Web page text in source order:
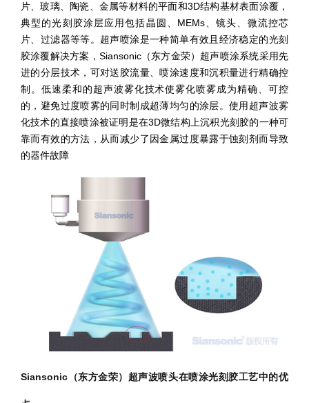
片、玻璃、陶瓷、金属等材料的平面和3D结构基材表面涂覆，
典型的光刻胶涂层应用包括晶圆、MEMs、镜头、微流控芯
片、过滤器等等。超声喷涂是一种简单有效且经济稳定的光刻
胶涂覆解决方案，Siansonic（东方金荣）超声喷涂系统采用先
进的分层技术，可对送胶流量、喷涂速度和沉积量进行精确控
制。低速柔和的超声波雾化技术使雾化喷雾成为精确、可控
的，避免过度喷雾的同时制成超薄均匀的涂层。使用超声波雾
化技术的直接喷涂被证明是在3D微结构上沉积光刻胶的一种可
靠而有效的方法，从而减少了因金属过度暴露于蚀刻剂而导致
的器件故障
Siansonic（东方金荣）超声波喷头在喷涂光刻胶工艺中的优